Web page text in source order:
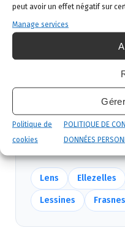
peut avoir un effet négatif sur
Manage services
Politique de
cookies
POLITIQUE DE
DONNÉES
Intervention ciblée:
produits certifiés,
garantie.
Nous intervenons
Mêmes équipes,
Lens Ellezelles
Lessines